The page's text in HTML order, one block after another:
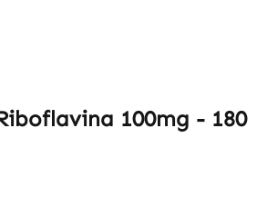
100mg - 180